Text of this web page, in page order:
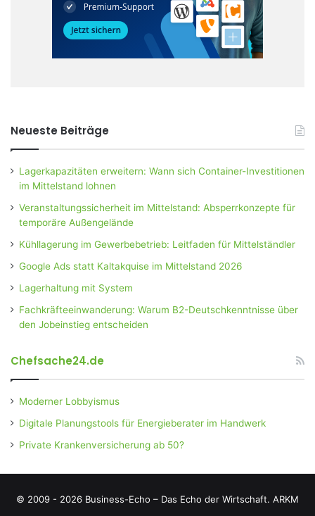
Neueste Beiträge
Lagerkapazitäten erweitern: Wann sich Container-Investitionen
im Mittelstand lohnen
Veranstaltungssicherheit im Mittelstand: Absperrkonzepte für
temporäre Außengelände
Kühllagerung im Gewerbebetrieb: Leitfaden für Mittelständler
Google Ads statt Kaltakquise im Mittelstand 2026
Lagerhaltung mit System
Fachkräfteeinwanderung: Warum B2-Deutschkenntnisse über
den Jobeinstieg entscheiden
Chefsache24.de
Moderner Lobbyismus
Digitale Planungstools für Energieberater im Handwerk
Private Krankenversicherung ab 50?
© 2009 - 2026 Business-Echo – Das Echo der Wirtschaft. ARKM